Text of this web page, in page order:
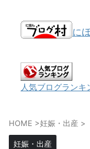
に
人気ブログランキ
HOME >妊娠・出産 >
妊娠・出産